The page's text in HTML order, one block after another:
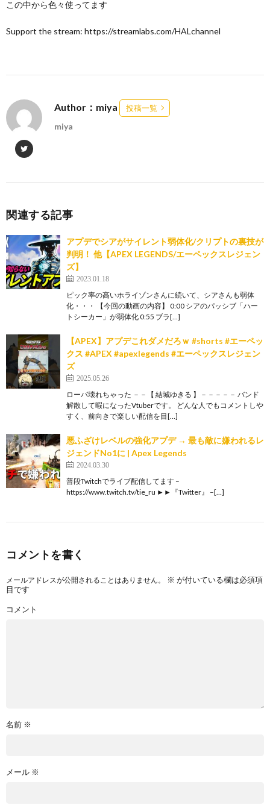
この中から色々使ってます
Support the stream: https://streamlabs.com/HALchannel
Author：miya 投稿一覧
miya
関連する記事
アプデでシアがサイレント弱体化/クリプトの裏技が
判明！ 他【APEX LEGENDS/エーペックスレジェン
ズ】
2023.01.18
ピック率の高いホライゾンさんに続いて、シアさんも弱体
化・・・ 【今回の動画の内容】 0:00 シアのパッシブ「ハー
トシーカー」が弱体化 0:55 ブラ[…]
【APEX】アプデこれダメだろｗ #shorts #エーペッ
クス #APEX #apexlegends #エーペックスレジェン
ズ
2025.05.26
ローバ壊れちゃった －－【 結城ゆきる 】－－－－－ バンド
解散して暇になったVtuberです。 どんな人でもコメントしや
すく、前向きで楽しい配信を目[…]
悪ふざけレベルの強化アプデ → 最も敵に嫌われるレ
ジェンドNo1に | Apex Legends
2024.03.30
普段Twitchでライブ配信してます –
https://www.twitch.tv/tie_ru ►►『Twitter』 –[…]
コメントを書く
メールアドレスが公開されることはありません。 ※ が付いている欄は必須項
目です
コメント
名前 ※
メール ※